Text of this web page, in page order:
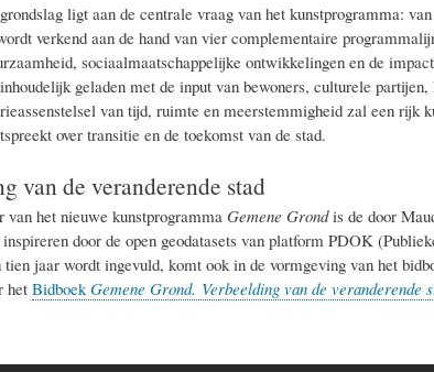
ligt aan de centrale vraag van het kunstprogramma:
verkend aan de hand van vier complementaire
sociaalmaatschappelijke ontwikkelingen en de
geladen met de input van bewoners, culturele
van tijd, ruimte en meerstemmigheid zal een rijk
over transitie en de toekomst van de stad.
van de veranderende stad
het nieuwe kunstprogrammaGemene Grondis de door
door de open geodatasets van platform PDOK
jaar wordt ingevuld, komt ook in de vormgeving van het
het BidboekGemene Grond. Verbeelding van de veranderende